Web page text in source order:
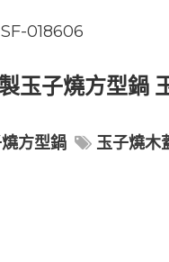
SF-018606
玉子燒方型鍋
方型鍋 玉子燒木